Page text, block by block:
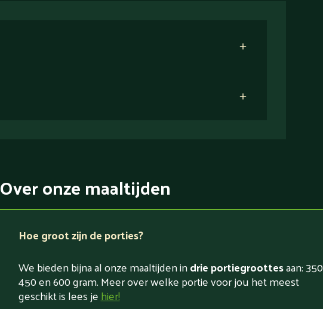
Over onze maaltijden
Hoe groot zijn de porties?
We bieden bijna al onze maaltijden indrie portiegroottesaan:
450 en 600 gram. Meer over welke portie voor jou het meest
geschikt is lees jehier!